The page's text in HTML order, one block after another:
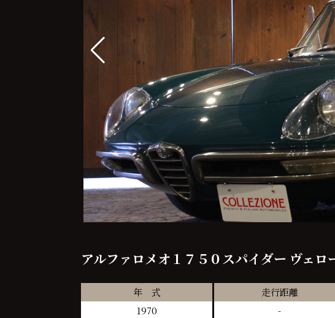
アルファロメオ１７５０スパイダー ヴェロ
年 式
1970
走行距離
-